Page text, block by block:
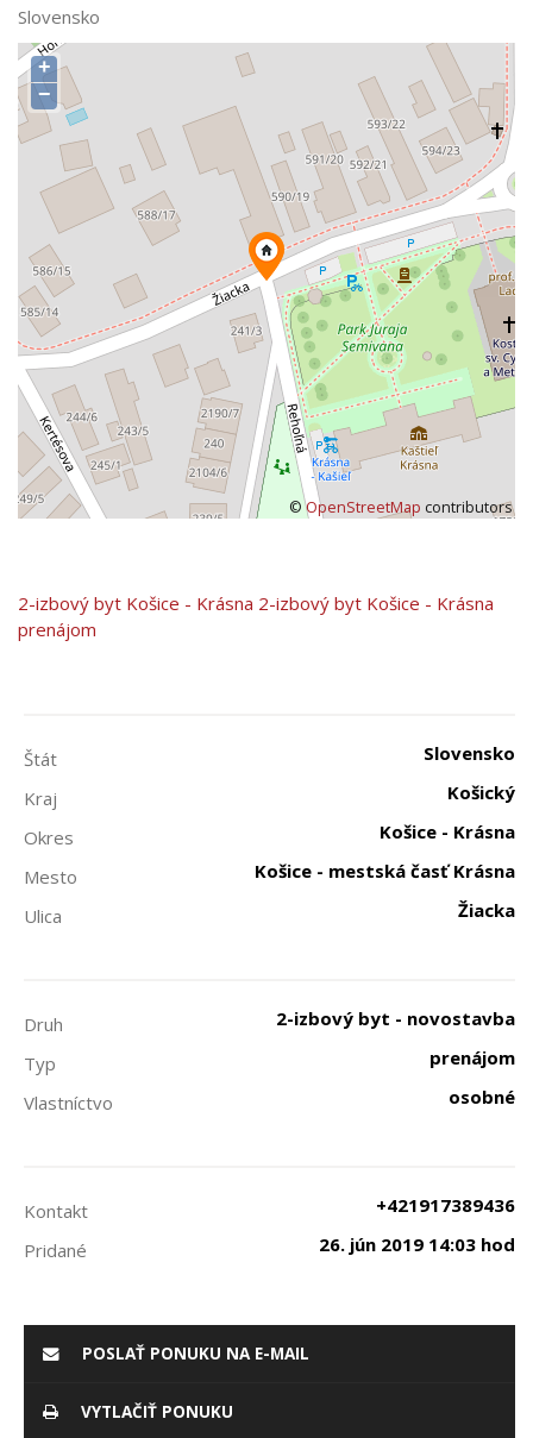
Slovensko
+
−
©OpenStreetMap contributors
2-izbový byt Košice - Krásna 2-izbový byt Košice - Krásna
prenájom
Štát
Slovensko
Kraj
Košický
Okres
Košice - Krásna
Mesto
Košice - mestská časť Krásna
Ulica
Žiacka
Druh
2-izbový byt - novostavba
Typ
prenájom
Vlastníctvo
osobné
Kontakt
+421917389436
Pridané
26. jún 2019 14:03 hod
POSLAŤ PONUKU NA E-MAIL
VYTLAČIŤ PONUKU